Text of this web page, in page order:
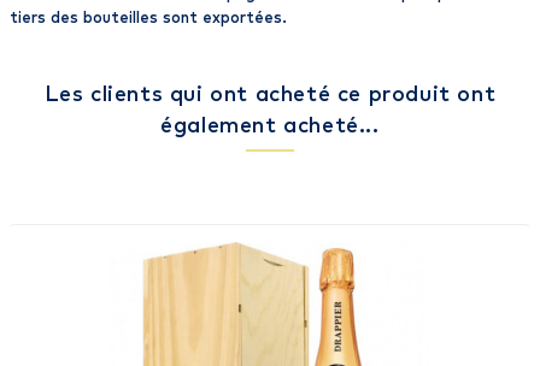
tiers des bouteilles sont exportées.
Les clients qui ont acheté ce produit ont
également acheté...